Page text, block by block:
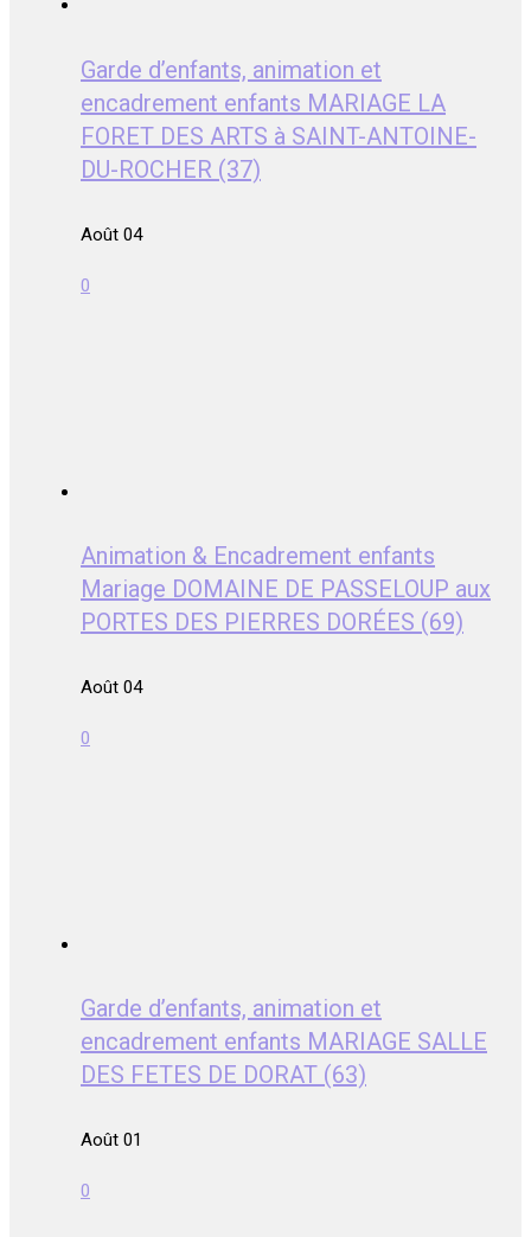
Garde d’enfants, animation et
encadrement enfants MARIAGE LA
FORET DES ARTS à SAINT-ANTOINE-
DU-ROCHER (37)
Août 04
0
Animation & Encadrement enfants
Mariage DOMAINE DE PASSELOUP aux
PORTES DES PIERRES DORÉES (69)
Août 04
0
Garde d’enfants, animation et
encadrement enfants MARIAGE SALLE
DES FETES DE DORAT (63)
Août 01
0